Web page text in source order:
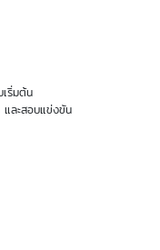
ริ่มต้น
ละสอบแข่งขัน